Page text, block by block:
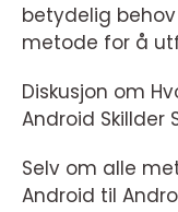
betydelig
metode for å
Diskusjon om
Android Skillder
Selv om alle
Android til